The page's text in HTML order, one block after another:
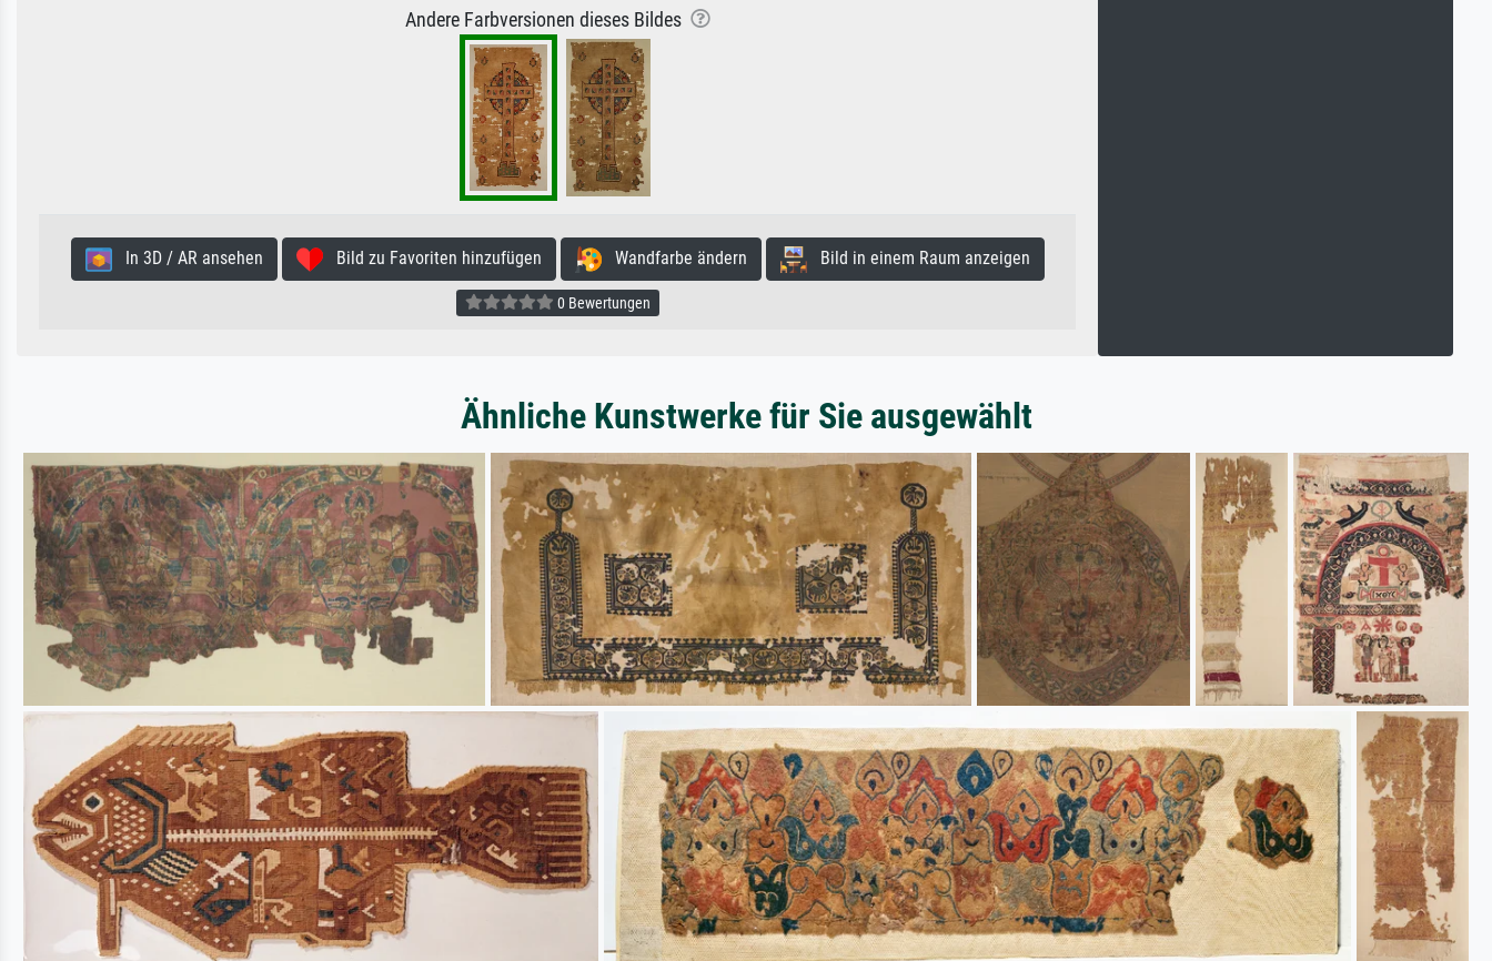
Andere Farbversionen dieses Bildes
In 3D / AR ansehen Bild zu Favoriten hinzufügen Wandfarbe ändern Bild in einem Raum anzeigen
0 Bewertungen
Ähnliche Kunstwerke für Sie ausgewählt